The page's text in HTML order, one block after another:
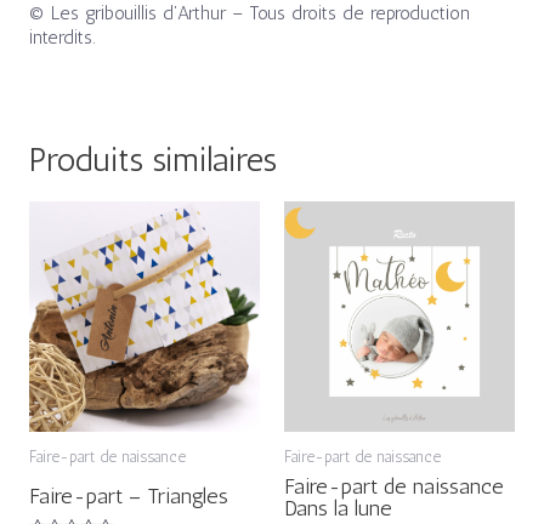
© Les gribouillis d’Arthur – Tous droits de reproduction
interdits.
Produits similaires
Faire-part de naissance
Faire-part – Triangles
Plage
de
prix :
62,20€
à
410,00€
Faire-part de naissance
Faire-part de naissance
Dans la lune
44,00€
à
230,00€